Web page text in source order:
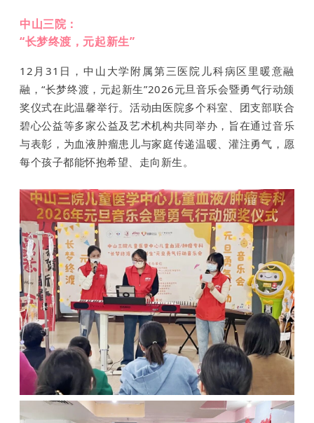
中山三院：
“长梦终渡，元起新生”
12月31日，中山大学附属第三医院儿科病区里暖意融
融，“长梦终渡，元起新生”2026元旦音乐会暨勇气行动颁
奖仪式在此温馨举行。活动由医院多个科室、团支部联合
碧心公益等多家公益及艺术机构共同举办，旨在通过音乐
与表彰，为血液肿瘤患儿与家庭传递温暖、灌注勇气，愿
每个孩子都能怀抱希望、走向新生。